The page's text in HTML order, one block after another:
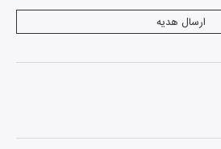
ارسال هدیه